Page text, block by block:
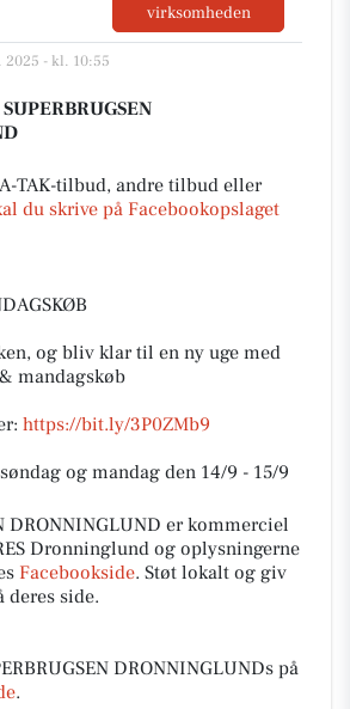
virksomheden
2025 - kl. 10:55
TAK-tilbud, andre tilbud eller
du skrive på Facebookopslaget
og bliv klar til en ny uge med
mandagskøb
https://bit.ly/3P0ZMb9
og mandag den 14/9 - 15/9
DRONNINGLUND er kommerciel
Dronninglund og oplysningerne
Facebookside. Støt lokalt og giv
deres side.
DRONNINGLUNDs på
.